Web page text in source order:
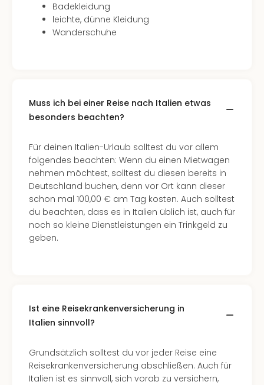
Badekleidung
leichte, dünne Kleidung
Wanderschuhe
Muss ich bei einer Reise nach Italien etwas
besonders beachten?
Für deinen Italien-Urlaub solltest du vor allem
folgendes beachten: Wenn du einen Mietwagen
nehmen möchtest, solltest du diesen bereits in
Deutschland buchen, denn vor Ort kann dieser
schon mal 100,00 € am Tag kosten. Auch solltest
du beachten, dass es in Italien üblich ist, auch für
noch so kleine Dienstleistungen ein Trinkgeld zu
geben.
Ist eine Reisekrankenversicherung in
Italien sinnvoll?
Grundsätzlich solltest du vor jeder Reise eine
Reisekrankenversicherung abschließen. Auch für
Italien ist es sinnvoll, sich vorab zu versichern,